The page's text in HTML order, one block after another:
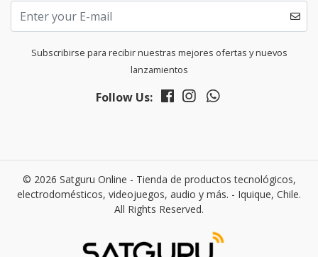
Subscribirse para recibir nuestras mejores ofertas y nuevos
lanzamientos
Follow Us:
© 2026 Satguru Online - Tienda de productos tecnológicos,
electrodomésticos, videojuegos, audio y más. - Iquique, Chile.
All Rights Reserved.